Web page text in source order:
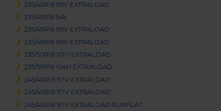
235/40R18 95V EXTRALOAD
235/45R18 94V
235/45R18 98V EXTRALOAD
235/45R18 98V EXTRALOAD
235/50R18 101V EXTRALOAD
235/55R18 104H EXTRALOAD
245/40R18 97V EXTRALOAD
245/40R18 97V EXTRALOAD
245/40R18 97V EXTRALOAD RUNFLAT